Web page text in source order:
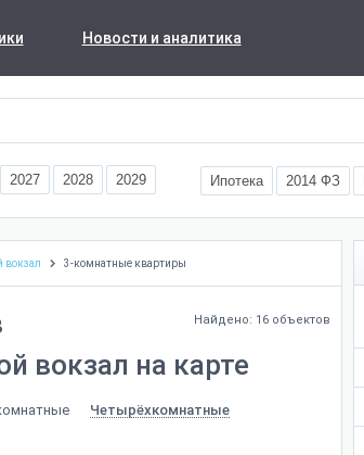
Новости и аналитика
2027 2028 2029 Ипотека 2014 ФЗ
вокзал 3-комнатные квартиры
Найдено: 16 объектов
вокзал на карте
Четырёхкомнатные